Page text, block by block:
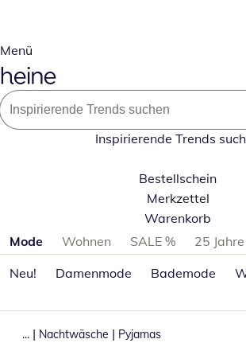
Menü
Inspirierende Trends
Bestellschein
Merkzettel
Warenkorb
Produktkategorien überspringen
Mode Wohnen SALE %
25
Neu!
Damenmode Bademode
... | Nachtwäsche | Pyjamas